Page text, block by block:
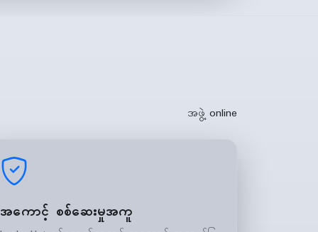
အဖွဲ့ online
အကောင့် စစ်ဆေးမှုအကူ